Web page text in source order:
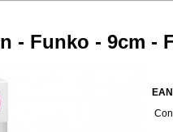
- Funko - 9cm -